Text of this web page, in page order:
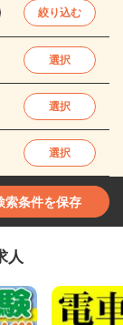
絞り込む
選択
選択
選択
索条件を保存
人